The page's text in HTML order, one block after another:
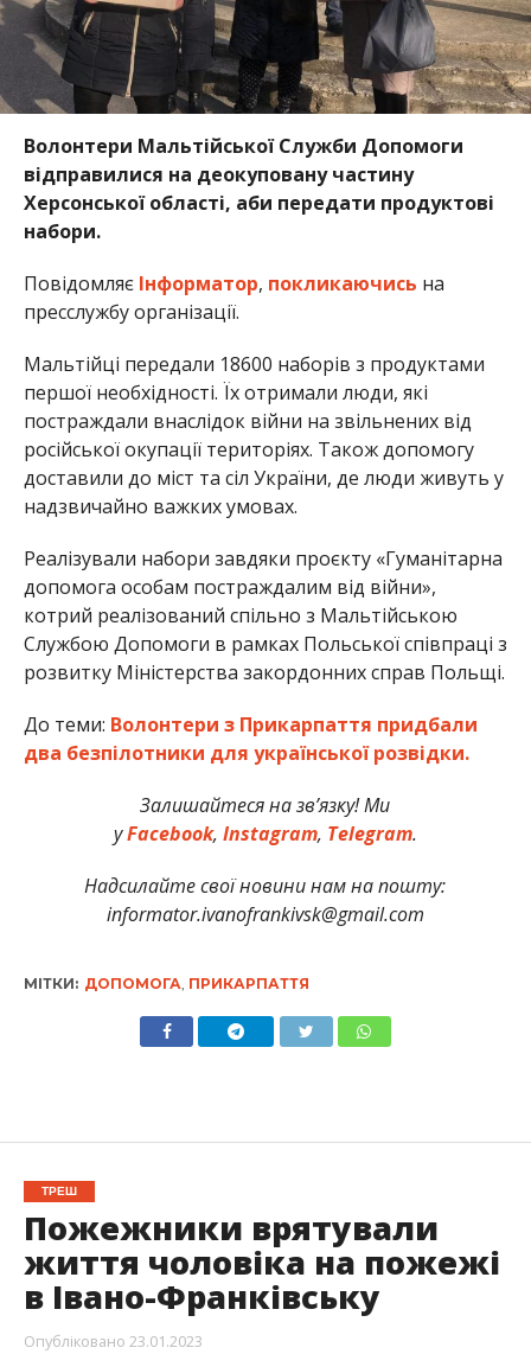
Волонтери Мальтійської Служби Допомоги
відправилися на деокуповану частину
Херсонської області, аби передати продуктові
набори.
Повідомляє Інформатор, покликаючись на
пресслужбу організації.
Мальтійці передали 18600 наборів з продуктами
першої необхідності. Їх отримали люди, які
постраждали внаслідок війни на звільнених від
російської окупації територіях. Також допомогу
доставили до міст та сіл України, де люди живуть у
надзвичайно важких умовах.
Реалізували набори завдяки проєкту «Гуманітарна
допомога особам постраждалим від війни»,
котрий реалізований спільно з Мальтійською
Службою Допомоги в рамках Польської співпраці з
розвитку Міністерства закордонних справ Польщі.
До теми: Волонтери з Прикарпаття придбали
два безпілотники для української розвідки.
Залишайтеся на зв’язку! Ми
уFacebook, Instagram, Telegram.
Надсилайте свої новини нам на пошту:
informator.ivanofrankivsk@gmail.com
МІТКИ: ДОПОМОГА, ПРИКАРПАТТЯ
ТРЕШ
Пожежники врятували
життя чоловіка на пожежі
в Івано-Франківську
Опубліковано 23.01.2023